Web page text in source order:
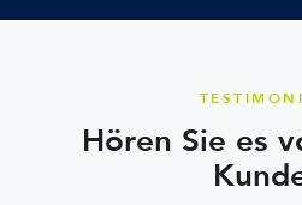
Hören Sie es